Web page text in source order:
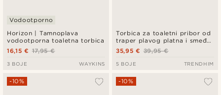
Horizon | Tamnoplava
vodootporna toaletna torbica
Vodootporno
17,95 €
16,15 €
3 BOJE WAYKINS
Torbica za toaletni pribor od
traper plavog platna i smeđe
kože
39,95 €
35,95 €
5 BOJE TRENDHIM
-10% -10%